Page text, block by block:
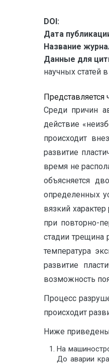
DOI:
Дата
Название
Данные для
научных статей
Представляется
Среди причин
действие
происходит
развитие
время не
объясняется
определенных
вязкий
при повторно-
стадии трещина
температура
развитие
возможность
Процесс
происходит
Ниже приведены
На
До аварии